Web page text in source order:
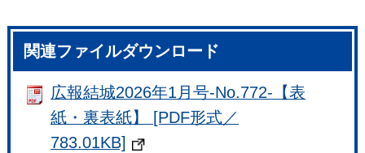
関連ファイルダウンロード
広報結城2026年1月号-No.772-【表
紙・裏表紙】 [PDF形式／
783.01KB]